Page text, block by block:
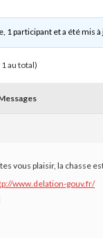
1 participant et a été mis
au total)
vous plaisir, la chasse
www.delation-gouv.fr/